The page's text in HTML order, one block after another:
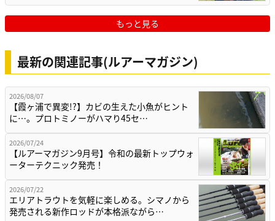
もっと見る
最新の関連記事(ルアーマガジン)
2026/08/07
【霞ヶ浦で異変!?】カビの生えた小魚がヒント
に…。プロトミノーがハマり45セ…
2026/07/24
【ルアーマガジン9月号】令和の最新トップウォ
ーターテクニック発売！
2026/07/22
エリアトラウトを気軽に楽しめる。シマノから
発売される新作ロッドが本格派ながら…